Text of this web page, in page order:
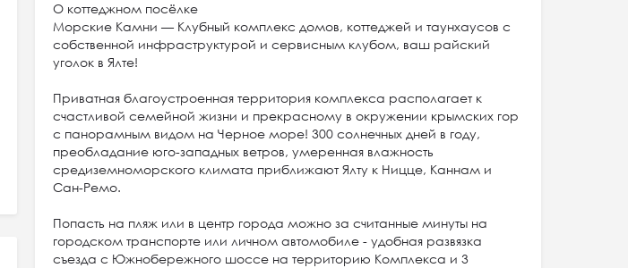
О коттеджном посёлке
Морские Камни — Клубный комплекс домов, коттеджей и таунхаусов с
собственной инфраструктурой и сервисным клубом, ваш райский
уголок в Ялте!
Приватная благоустроенная территория комплекса располагает к
счастливой семейной жизни и прекрасному в окружении крымских гор
с панорамным видом на Черное море! 300 солнечных дней в году,
преобладание юго-западных ветров, умеренная влажность
средиземноморского климата приближают Ялту к Ницце, Каннам и
Сан-Ремо.
Попасть на пляж или в центр города можно за считанные минуты на
городском транспорте или личном автомобиле - удобная развязка
съезда с Южнобережного шоссе на территорию Комплекса и 3